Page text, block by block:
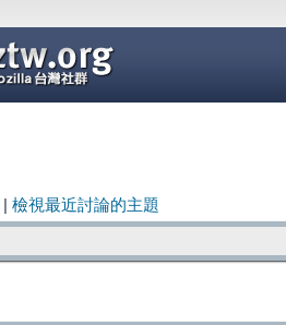
檢視最近討論的主題